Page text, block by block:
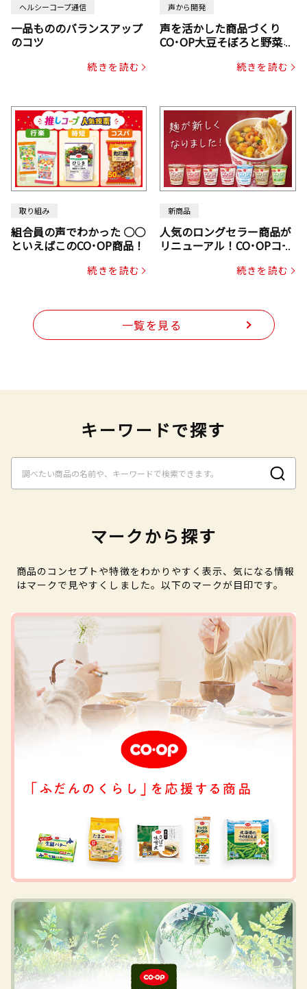
ヘルシーコープ通信
一品もののバランスアップ
のコツ
続きを読む
声から開発
声を活かした商品づくり
CO･OP大豆そぼろと野菜ミ
じん・コーン入り）続きを読む
取り組み
組合員の声でわかった ○○
といえばこのCO･OP商品！
続きを読む
新商品
人気のロングセラー商品が
リニューアル！CO･OPコー
続きを読む
一覧を見る
キーワードで探す
マークから探す
商品のコンセプトや特徴をわかりやすく表示、気になる情報
はマークで見やすくしました。以下のマークが目印です。